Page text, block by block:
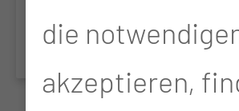
therapy
die
akzeptieren,